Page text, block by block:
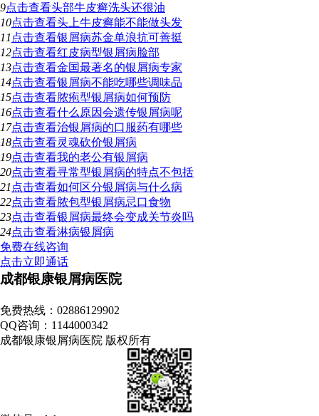
9点击查看头部牛皮癣洗头还很油
10点击查看头上牛皮癣能不能做头发
11 点击查看银屑病苏金单浪抗可善挺
12点击查看红皮病型银屑病脸部
13点击查看金国最著名的银屑病专家
14点击查看银屑病不能吃哪些调味品
15点击查看脓疱型银屑病如何预防
16点击查看什么原因会遗传银屑病呢
17点击查看治银屑病的口服药有哪些
18点击查看灵魂砍价银屑病
19点击查看我的老公有银屑病
20点击查看寻常型银屑病的特点不包括
21 点击查看如何区分银屑病与什么病
22点击查看脓包型银屑病忌口食物
23点击查看银屑病最终会变成关节炎吗
24点击查看淋病银屑病
免费在线咨询
点击立即通话
成都银康银屑病医院
免费热线：02886129902
QQ咨询：1144000342
成都银康银屑病医院 版权所有